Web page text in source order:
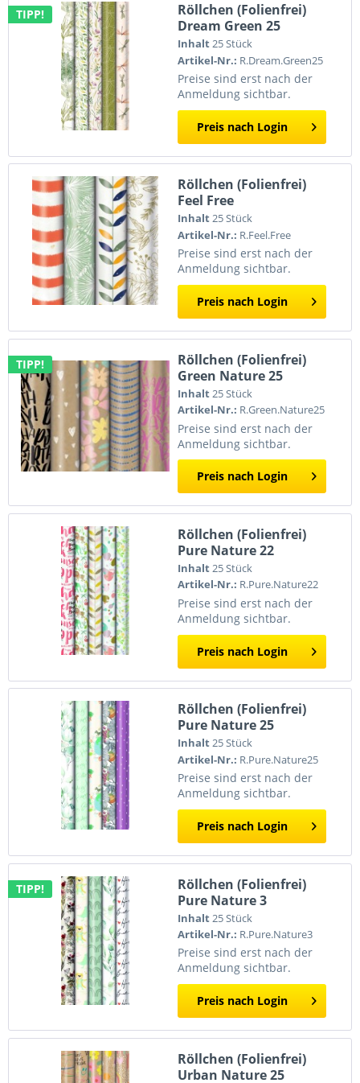
TIPP!
Röllchen (Folienfrei)
Dream Green 25
Inhalt25 Stück
Artikel-Nr.: R.Dream.Green25
Preise sind erst nach der
Anmeldung sichtbar.
Preis nach Login
Röllchen (Folienfrei)
Feel Free
Inhalt25 Stück
Artikel-Nr.: R.Feel.Free
Preise sind erst nach der
Anmeldung sichtbar.
Preis nach Login
TIPP!
Röllchen (Folienfrei)
Green Nature 25
Inhalt25 Stück
Artikel-Nr.: R.Green.Nature25
Preise sind erst nach der
Anmeldung sichtbar.
Preis nach Login
Röllchen (Folienfrei)
Pure Nature 22
Inhalt25 Stück
Artikel-Nr.: R.Pure.Nature22
Preise sind erst nach der
Anmeldung sichtbar.
Preis nach Login
Röllchen (Folienfrei)
Pure Nature 25
Inhalt25 Stück
Artikel-Nr.: R.Pure.Nature25
Preise sind erst nach der
Anmeldung sichtbar.
Preis nach Login
TIPP!
Röllchen (Folienfrei)
Pure Nature 3
Inhalt25 Stück
Artikel-Nr.: R.Pure.Nature3
Preise sind erst nach der
Anmeldung sichtbar.
Preis nach Login
Röllchen (Folienfrei)
Urban Nature 25